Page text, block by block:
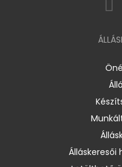
Álláskeresői